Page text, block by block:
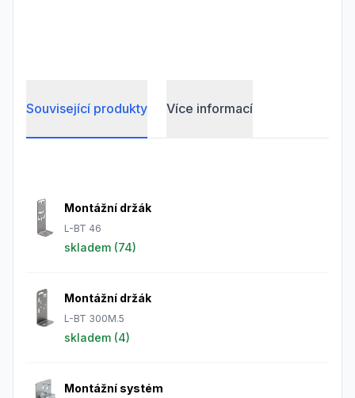
Související produkty Více informací
Montážní držák
L-BT 46
skladem (74)
Montážní držák
L-BT 300M.5
skladem (4)
Montážní systém